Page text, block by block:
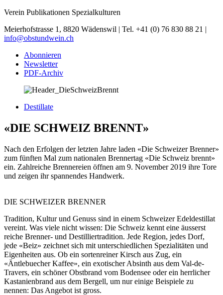
Verein Publikationen Spezialkulturen
Meierhofstrasse 1, 8820 Wädenswil | Tel. +41 (0) 76 830 88 21 |
info@obstundwein.ch
Abonnieren
Newsletter
PDF-Archiv
Destillate
«DIE SCHWEIZ BRENNT»
Nach den Erfolgen der letzten Jahre laden «Die Schweizer Brenner»
zum fünften Mal zum nationalen Brennertag «Die Schweiz brennt»
ein. Zahlreiche Brennereien öffnen am 9. November 2019 ihre Tore
und zeigen ihr spannendes Handwerk.
DIE SCHWEIZER BRENNER
Tradition, Kultur und Genuss sind in einem Schweizer Edeldestillat
vereint. Was viele nicht wissen: Die Schweiz kennt eine äusserst
reiche Brenner- und Destilliertradition. Jede Region, jedes Dorf,
jede «Beiz» zeichnet sich mit unterschiedlichen Spezialitäten und
Eigenheiten aus. Ob ein sortenreiner Kirsch aus Zug, ein
«Äntlebuecher Kaffee», ein exotischer Absinth aus dem Val-de-
Travers, ein schöner Obstbrand vom Bodensee oder ein herrlicher
Kastanienbrand aus dem Bergell, um nur einige Beispiele zu
nennen: Das Angebot ist gross.